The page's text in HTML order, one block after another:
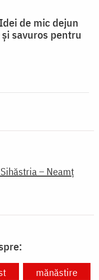
de mic dejun
savuros pentru
– Neamț
mănăstire